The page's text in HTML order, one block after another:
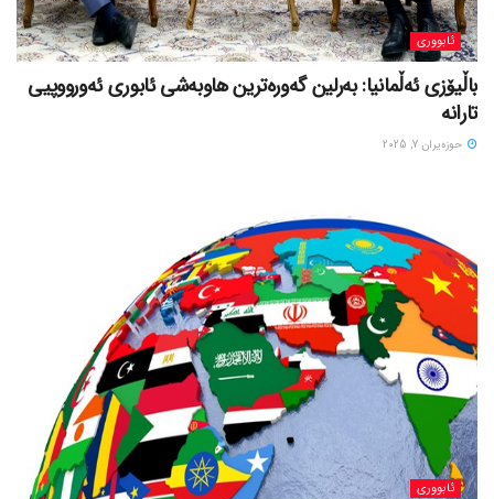
ئابووری
باڵیۆزی ئەڵمانیا: بەرلین گەورەترین هاوبەشی ئابوری ئەورووپیی
تارانە
حوزه‌یران 7, 2025
ئابووری